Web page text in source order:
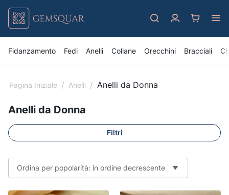
Fidanzamento Fedi Anelli Collane Orecchini Bracciali
Pagina Iniziale / Anelli / Anelli da Donna
Anelli da Donna
Filtri
Ordina per popolarità: in ordine decrescente